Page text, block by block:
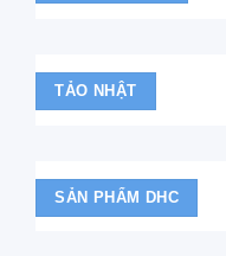
TẢO NHẬT
SẢN PHẨM DHC